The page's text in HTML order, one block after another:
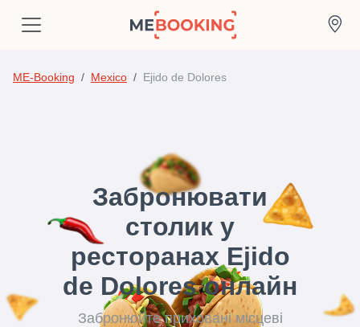
ME-Booking Mexico Ejido de Dolores
Забронювати
столик у
ресторанах Ejido
de Dolores онлайн
Забронюйте приховані місцеві